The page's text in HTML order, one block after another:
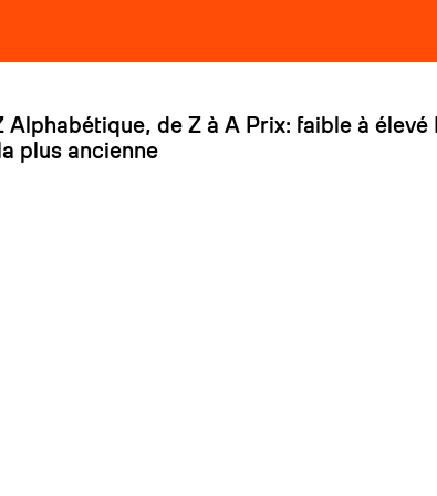
SLAP 112 SLAP 92
102 UBAC 108 PEAUX
Alphabétique, de Z à A Prix: faible à élevé
plus ancienne